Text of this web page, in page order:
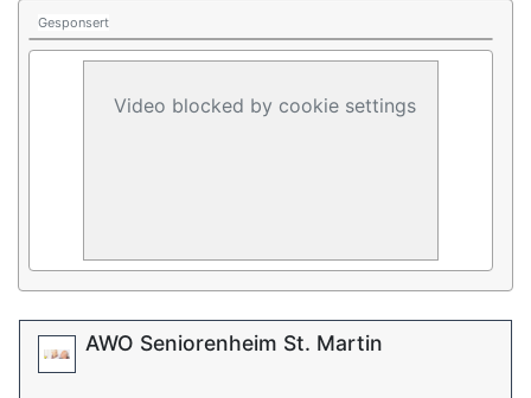
Gesponsert
Video blocked by cookie settings
AWO Seniorenheim St. Martin